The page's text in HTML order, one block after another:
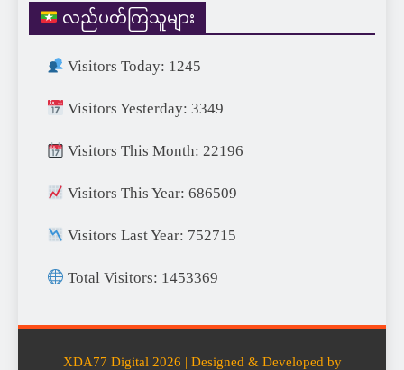
လည်ပတ်ကြသူများ
Visitors Today: 1245
Visitors Yesterday: 3349
Visitors This Month: 22196
Visitors This Year: 686509
Visitors Last Year: 752715
Total Visitors: 1453369
XDA77 Digital 2026 | Designed & Developed by